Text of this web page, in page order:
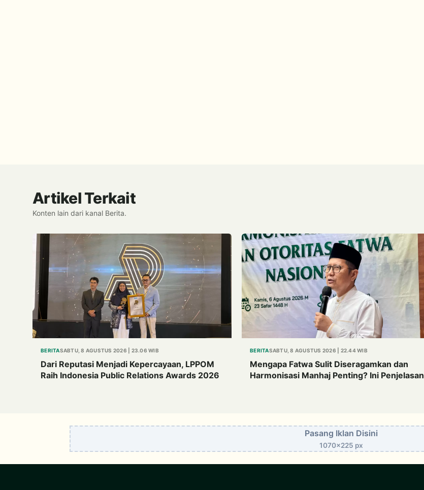
Artikel Terkait
Konten lain dari kanal Berita.
BERITASABTU, 8 AGUSTUS 2026 | 23.06 WIB
Dari Reputasi Menjadi Kepercayaan, LPPOM
Raih Indonesia Public Relations Awards 2026
BERITASABTU, 8 AGUSTUS 2026 | 22.44 WIB
Mengapa Fatwa Sulit Diseragamkan dan
Harmonisasi Manhaj Penting? Ini Penjelasan
Pasang Iklan Disini
1070x225 px